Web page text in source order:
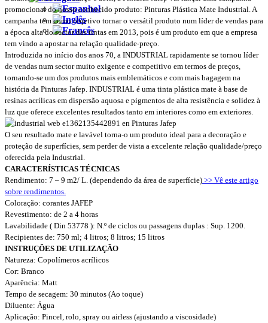
promocional do nosso conhecido produto: Pinturas Plástica Mate Industrial. A
campanha tem como objetivo tornar o versátil produto num líder de vendas para
a época alta do sector das tintas em 2013, pois é um produto em que a empresa
tem vindo a apostar na relação qualidade-preço.
Introduzida no início dos anos 70, a INDUSTRIAL rapidamente se tornou líder
de vendas num sector muito exigente e competitivo em termos de preços,
tornando-se um dos produtos mais emblemáticos e com mais bagagem na
história da Pinturas Jafep. INDUSTRIAL é uma tinta plástica mate à base de
resinas acrílicas em dispersão aquosa e pigmentos de alta resistência e solidez à
luz que oferece excelentes resultados tanto em interiores como em exteriores.
O seu resultado mate e lavável torna-o um produto ideal para a decoração e
proteção de superfícies, sem perder de vista a excelente relação qualidade/preço
oferecida pela Industrial.
CARACTERÍSTICAS TÉCNICAS
Rendimento: 7 – 9 m2/ L. (dependendo da área de superfície) >> Vê este artigo
sobre rendimentos.
Coloração: corantes JAFEP
Revestimento: de 2 a 4 horas
Lavabilidade ( Din 53778 ): N.º de ciclos ou passagens duplas : Sup. 1200.
Recipientes de: 750 ml; 4 litros; 8 litros; 15 litros
INSTRUÇÕES DE UTILIZAÇÃO
Natureza: Copolímeros acrílicos
Cor: Branco
Aparência: Matt
Tempo de secagem: 30 minutos (Ao toque)
Diluente: Água
Aplicação: Pincel, rolo, spray ou airless (ajustando a viscosidade)